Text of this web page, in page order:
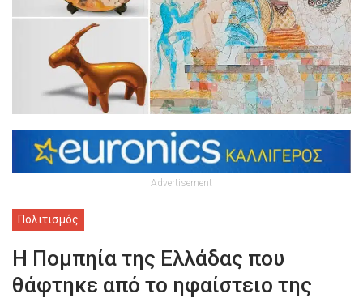
Advertisement
Πολιτισμός
H Πομπηία της Ελλάδας που
θάφτηκε από το ηφαίστειο της